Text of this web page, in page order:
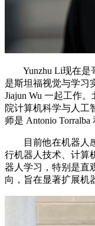
Yunzhu Li现在是
是斯坦福视觉与学习
Jiajun Wu 一起工作
院计算机科学与人工
师是 Antonio Torralba
目前他在机器人感
行机器人技术、计算
器人学习，特别是直
向，旨在显著扩展机